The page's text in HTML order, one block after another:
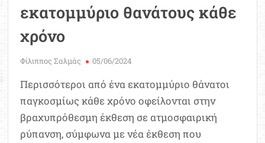
εκατομμύριο θανάτους κάθε
χρόνο
Φίλιππος Σαλμάς 05/06/2024
Περισσότεροι από ένα εκατομμύριο θάνατοι
παγκοσμίως κάθε χρόνο οφείλονται στην
βραχυπρόθεσμη έκθεση σε ατμοσφαιρική
ρύπανση, σύμφωνα με νέα έκθεση που